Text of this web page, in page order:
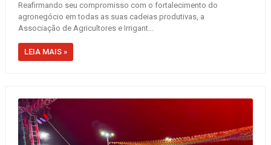
Reafirmando seu compromisso com o fortalecimento do
agronegócio em todas as suas cadeias produtivas, a
Associação de Agricultores e Irrigant...
LEIA MAIS »